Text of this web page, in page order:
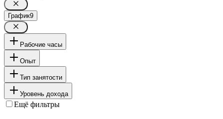
График9
Рабочие часы
Опыт
Тип занятости
Уровень дохода
Ещё фильтры